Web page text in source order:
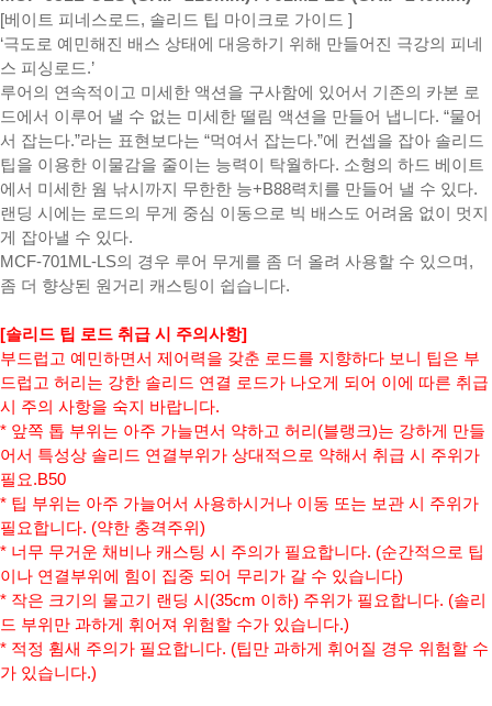
[베이트 피네스로드, 솔리드 팁 마이크로 가이드 ]
‘극도로 예민해진 배스 상태에 대응하기 위해 만들어진 극강의 피네
스 피싱로드.’
루어의 연속적이고 미세한 액션을 구사함에 있어서 기존의 카본 로
드에서 이루어 낼 수 없는 미세한 떨림 액션을 만들어 냅니다. “물어
서 잡는다.”라는 표현보다는 “먹여서 잡는다.”에 컨셉을 잡아 솔리드
팁을 이용한 이물감을 줄이는 능력이 탁월하다. 소형의 하드 베이트
에서 미세한 웜 낚시까지 무한한 능+B88력치를 만들어 낼 수 있다.
랜딩 시에는 로드의 무게 중심 이동으로 빅 배스도 어려움 없이 멋지
게 잡아낼 수 있다.
MCF-701ML-LS의 경우 루어 무게를 좀 더 올려 사용할 수 있으며,
좀 더 향상된 원거리 캐스팅이 쉽습니다.
[솔리드 팁 로드 취급 시 주의사항]
부드럽고 예민하면서 제어력을 갖춘 로드를 지향하다 보니 팁은 부
드럽고 허리는 강한 솔리드 연결 로드가 나오게 되어 이에 따른 취급
시 주의 사항을 숙지 바랍니다.
* 앞쪽 톱 부위는 아주 가늘면서 약하고 허리(블랭크)는 강하게 만들
어서 특성상 솔리드 연결부위가 상대적으로 약해서 취급 시 주위가
필요.B50
* 팁 부위는 아주 가늘어서 사용하시거나 이동 또는 보관 시 주위가
필요합니다. (약한 충격주위)
* 너무 무거운 채비나 캐스팅 시 주의가 필요합니다. (순간적으로 팁
이나 연결부위에 힘이 집중 되어 무리가 갈 수 있습니다)
* 작은 크기의 물고기 랜딩 시(35cm 이하) 주위가 필요합니다. (솔리
드 부위만 과하게 휘어져 위험할 수가 있습니다.)
* 적정 휨새 주의가 필요합니다. (팁만 과하게 휘어질 경우 위험할 수
가 있습니다.)